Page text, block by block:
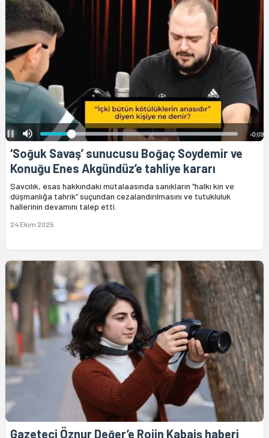
‘Soğuk Savaş’ sunucusu Boğaç Soydemir ve
Konuğu Enes Akgündüz’e tahliye kararı
Savcılık, esas hakkındaki mütalaasında sanıkların “halkı kin ve
düşmanlığa tahrik” suçundan cezalandırılmasını ve tutukluluk
hallerinin devamını talep etti.
24 Ekim 2025
Gazeteci Öznur Değer’e Rojin Kabaiş haberi